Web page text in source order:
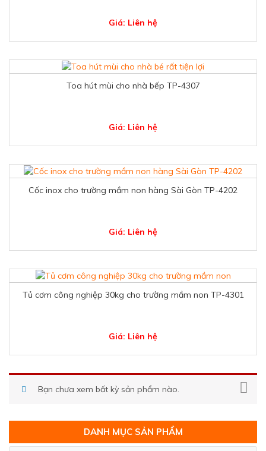
Giá: Liên hệ
Toa hút mùi cho nhà bếp TP-4307
Giá: Liên hệ
Cốc inox cho trường mầm non hàng Sài Gòn TP-4202
Giá: Liên hệ
Tủ cơm công nghiệp 30kg cho trường mầm non TP-4301
Giá: Liên hệ
Bạn chưa xem bất kỳ sản phẩm nào.
DANH MỤC SẢN PHẨM